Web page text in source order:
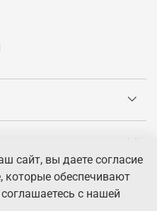
сайт, вы даете согласие
которые обеспечивают
с нашей